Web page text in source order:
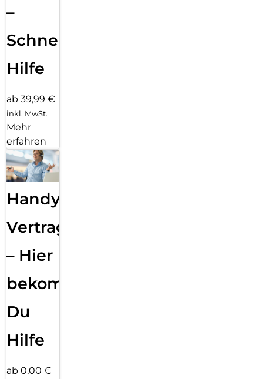
–
Schnelle
Hilfe
ab 39,99 €
inkl. MwSt.
Mehr
erfahren
Handy
Vertragsabwicklung
– Hier
bekommst
Du
Hilfe
ab 0,00 €